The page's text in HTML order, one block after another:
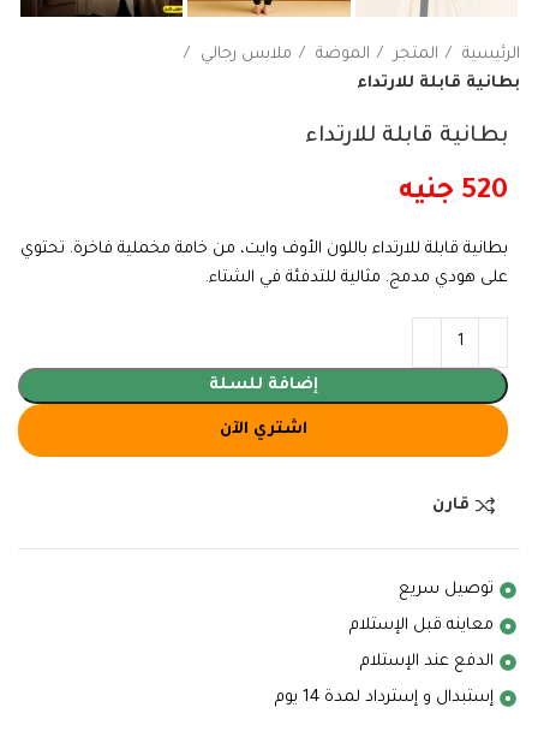
الرئيسية المتجر الموضة
ملابس رجالي
بطانية قابلة للارتداء
بطانية قابلة للارتداء
520 جنيه
بطانية قابلة للارتداء باللون الأوف وايت، من خامة مخملية فاخرة. تحتوي
على هودي مدمج. مثالية للتدفئة في الشتاء.
إضافة للسلة
اشتري الآن
قارن
توصيل سريع
معاينه قبل الإستلام
الدفع عند الإستلام
إستبدال و إسترداد لمدة 14 يوم